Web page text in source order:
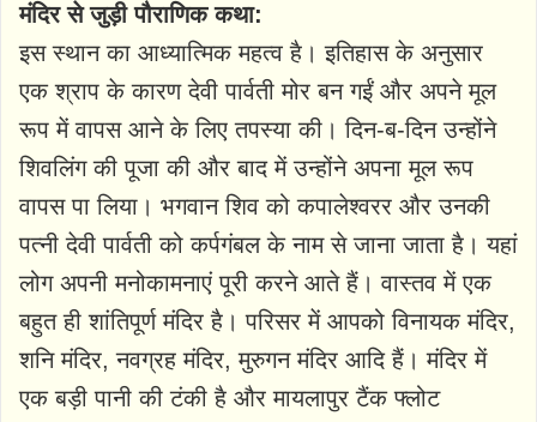
मंदिर से जुड़ी पौराणिक कथा:
इस स्थान का आध्यात्मिक महत्व है। इतिहास के अनुसार
एक श्राप के कारण देवी पार्वती मोर बन गईं और अपने मूल
रूप में वापस आने के लिए तपस्या की। दिन-ब-दिन उन्होंने
शिवलिंग की पूजा की और बाद में उन्होंने अपना मूल रूप
वापस पा लिया। भगवान शिव को कपालेश्वरर और उनकी
पत्नी देवी पार्वती को कर्पगंबल के नाम से जाना जाता है। यहां
लोग अपनी मनोकामनाएं पूरी करने आते हैं। वास्तव में एक
बहुत ही शांतिपूर्ण मंदिर है। परिसर में आपको विनायक मंदिर,
शनि मंदिर, नवग्रह मंदिर, मुरुगन मंदिर आदि हैं। मंदिर में
एक बड़ी पानी की टंकी है और मायलापुर टैंक फ्लोट